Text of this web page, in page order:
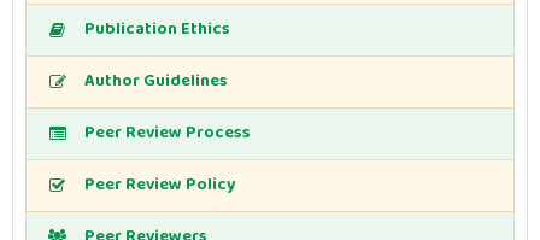
Publication Ethics
Author Guidelines
Peer Review Process
Peer Review Policy